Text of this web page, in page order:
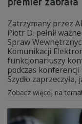
premier zabrała
Zatrzymany przez
Piotr D. pełnił
Spraw
Komunikacji
funkcjonariuszy
podczas
Szydło
Zobacz więcej na